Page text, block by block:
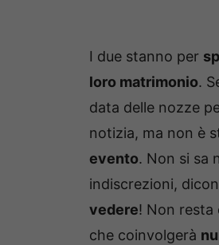
I due stanno per
loro matrimonio.
data delle nozze
notizia, ma non è
evento. Non si sa
indiscrezioni,
vedere! Non resta
che coinvolgerà